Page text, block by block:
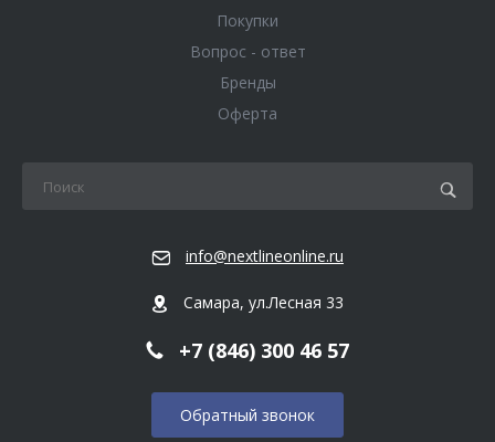
Покупки
Вопрос - ответ
Бренды
Оферта
info@nextlineonline.ru
Самара, ул.Лесная 33
+7 (846) 300 46 57
Обратный звонок